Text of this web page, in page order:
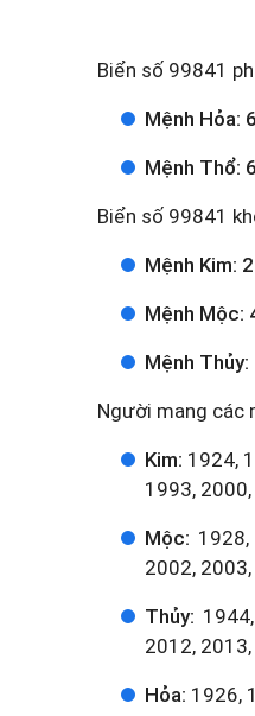
Biển số 99841
Mệnh Hỏa:
Mệnh Thổ:
Biển số 99841
Mệnh Kim:
Mệnh Mộc:
Mệnh
Người mang các
Kim: 1924,
1993,
Mộc:
2002,
Thủy:
2012,
Hỏa: 1926,